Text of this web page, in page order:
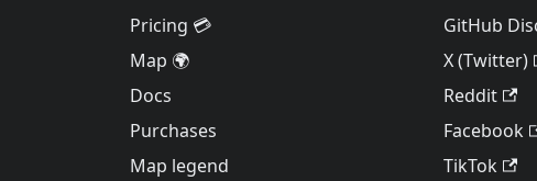
Pricing 💳
Map 🌍
Docs
Purchases
Map legend
GitHub
X (Twitter)
Reddit
Facebook
TikTok